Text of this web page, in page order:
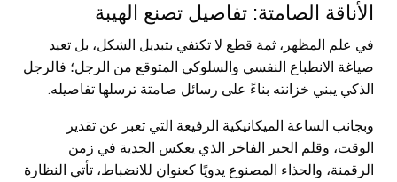
الأناقة الصامتة: تفاصيل تصنع الهيبة
في علم المظهر، ثمة قطع لا تكتفي بتبديل الشكل، بل تعيد
صياغة الانطباع النفسي والسلوكي المتوقع من الرجل؛ فالرجل
الذكي يبني خزانته بناءً على رسائل صامتة ترسلها تفاصيله.
وبجانب الساعة الميكانيكية الرفيعة التي تعبر عن تقدير
الوقت، وقلم الحبر الفاخر الذي يعكس الجدية في زمن
الرقمنة، والحذاء المصنوع يدويًا كعنوان للانضباط، تأتي النظارة